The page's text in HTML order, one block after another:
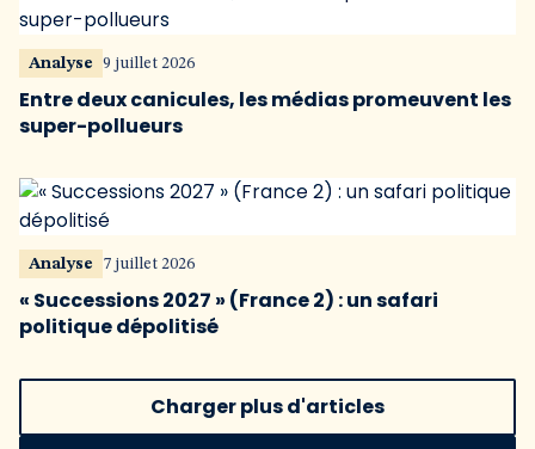
Analyse 9 juillet 2026
Entre deux canicules, les médias promeuvent les
super-pollueurs
Analyse 7 juillet 2026
« Successions 2027 » (France 2) : un safari
politique dépolitisé
Charger plus d'articles